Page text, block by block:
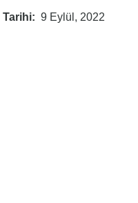
Tarihi 9 Eylül, 2022